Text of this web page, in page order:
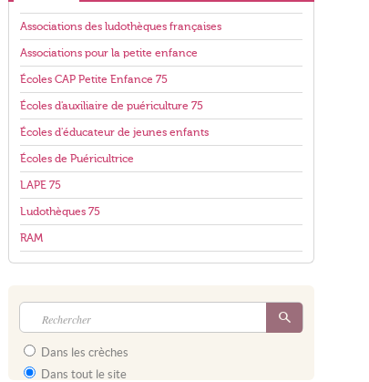
Associations des ludothèques françaises
Associations pour la petite enfance
Écoles CAP Petite Enfance 75
Écoles d'auxiliaire de puériculture 75
Écoles d'éducateur de jeunes enfants
Écoles de Puéricultrice
LAPE 75
Ludothèques 75
RAM
Dans les crèches
Dans tout le site